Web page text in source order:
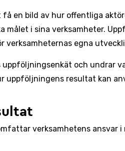
en bild av hur offentliga
i sina verksamheter.
verksamheternas egna
uppföljningsenkät och undrar
uppföljningens resultat kan
verksamhetens ansvar